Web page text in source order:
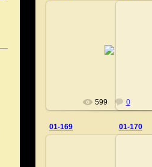
599 0
01-169 01-170